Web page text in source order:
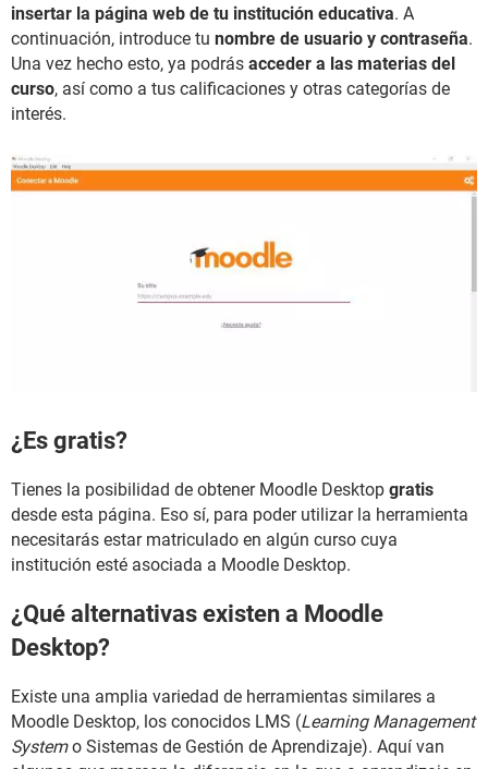
insertar la página web de tu institución educativa. A
continuación, introduce tu nombre de usuario y contraseña.
Una vez hecho esto, ya podrás acceder a las materias del
curso, así como a tus calificaciones y otras categorías de
interés.
¿Es gratis?
Tienes la posibilidad de obtener Moodle Desktop gratis
desde esta página. Eso sí, para poder utilizar la herramienta
necesitarás estar matriculado en algún curso cuya
institución esté asociada a Moodle Desktop.
¿Qué alternativas existen a Moodle
Desktop?
Existe una amplia variedad de herramientas similares a
Moodle Desktop, los conocidos LMS (Learning Management
Systemo Sistemas de Gestión de Aprendizaje). Aquí van